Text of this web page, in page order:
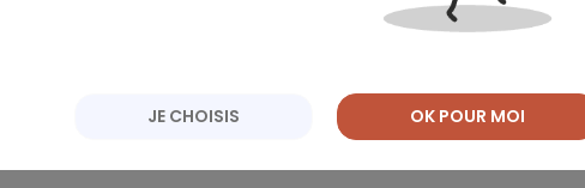
Comment préparer votre projet avec une
Le meilleur moyen de préparer un projet est de réaliser un
vous aurez besoin d’une estimation du crédit à la
JE CHOISIS OK POUR MOI